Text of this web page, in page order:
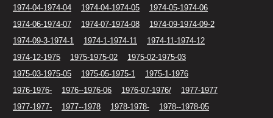
1974-04-1974-04
1974-04-1974-05
1974-05-1974-06
1974-06-1974-07
1974-07-1974-08
1974-09-1974-09-2
1974-09-3-1974-1
1974-1-1974-11
1974-11-1974-12
1974-12-1975
1975-1975-02
1975-02-1975-03
1975-03-1975-05
1975-05-1975-1
1975-1-1976
1976-1976-
1976--1976-06 1976-07-1976/
1977-1977
1977-1977-
1977--1978 1978-1978-
1978--1978-05